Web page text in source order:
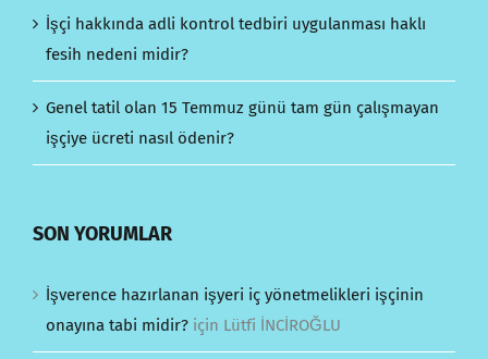
İşçi hakkında adli kontrol tedbiri uygulanması haklı
fesih nedeni midir?
Genel tatil olan 15 Temmuz günü tam gün çalışmayan
işçiye ücreti nasıl ödenir?
SON YORUMLAR
İşverence hazırlanan işyeri iç yönetmelikleri işçinin
onayına tabi midir? için Lütfi İNCİROĞLU